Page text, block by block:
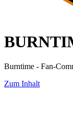
Burntime - Fan-
Zum Inhalt